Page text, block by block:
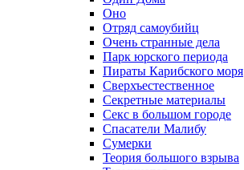
Оно
Отряд самоубийц
Очень странные дела
Парк юрского периода
Пираты Карибского моря
Сверхъестественное
Секретные материалы
Секс в большом городе
Спасатели Малибу
Сумерки
Теория большого взрыва